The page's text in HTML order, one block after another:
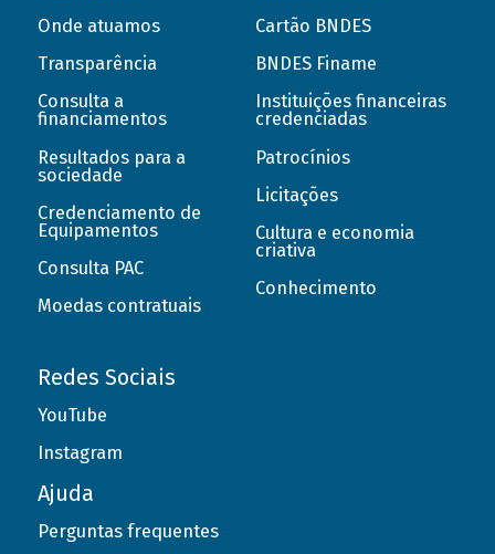
Onde atuamos
Transparência
Consulta a
financiamentos
Resultados para a
sociedade
Credenciamento de
Equipamentos
Consulta PAC
Moedas contratuais
Cartão BNDES
BNDES Finame
Instituições financeiras
credenciadas
Patrocínios
Licitações
Cultura e economia
criativa
Conhecimento
Redes Sociais
YouTube
Instagram
Ajuda
Perguntas frequentes